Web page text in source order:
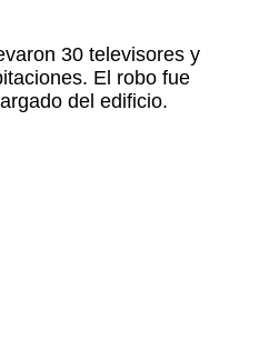
30 televisores y
El robo fue
del edificio.